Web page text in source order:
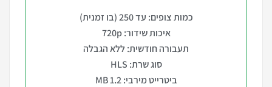
כמות צופים: עד 250 (בו זמנית)
איכות שידור: 720p
תעבורה חודשית: ללא הגבלה
סוג שרת: HLS
ביטרייט מירבי: 1.2 MB